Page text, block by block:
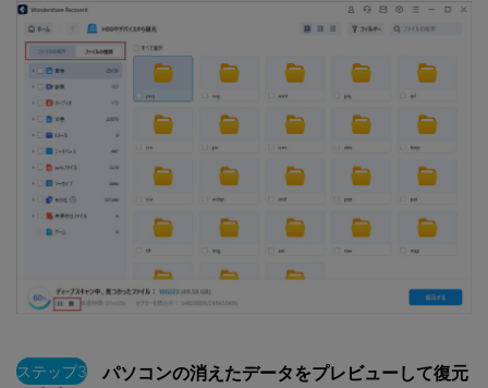
ステップ3
パソコンの消えたデータをプレビューして復元